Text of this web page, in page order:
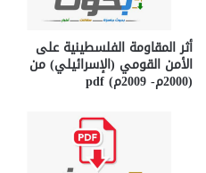
أثر المقاومة الفلسطينية على
الأمن القومي (الإسرائيلي) من
(2000م- 2009م) pdf